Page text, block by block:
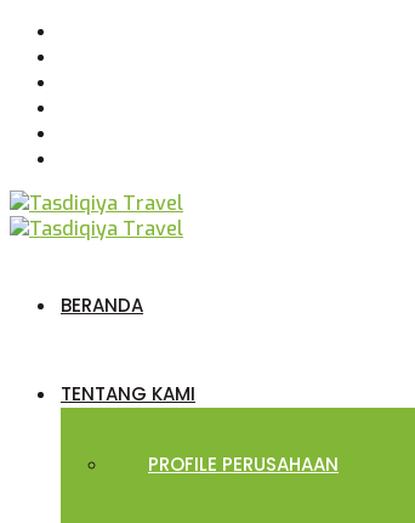
BERANDA
TENTANG KAMI
PROFILE PERUSAHAAN